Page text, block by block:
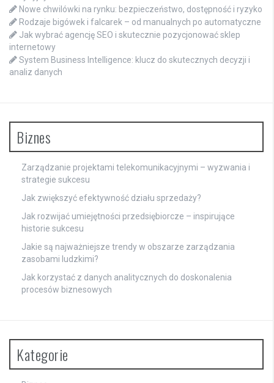
Nowe chwilówki na rynku: bezpieczeństwo, dostępność i ryzyko
Rodzaje bigówek i falcarek – od manualnych po automatyczne
Jak wybrać agencję SEO i skutecznie pozycjonować sklep
internetowy
System Business Intelligence: klucz do skutecznych decyzji i
analiz danych
Biznes
Zarządzanie projektami telekomunikacyjnymi – wyzwania i
strategie sukcesu
Jak zwiększyć efektywność działu sprzedaży?
Jak rozwijać umiejętności przedsiębiorcze – inspirujące
historie sukcesu
Jakie są najważniejsze trendy w obszarze zarządzania
zasobami ludzkimi?
Jak korzystać z danych analitycznych do doskonalenia
procesów biznesowych
Kategorie